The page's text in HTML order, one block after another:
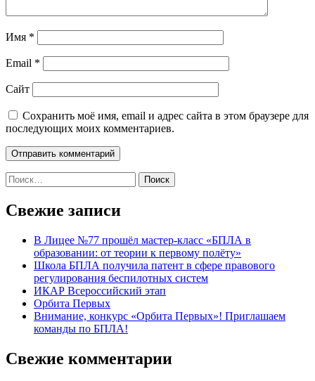
Имя *
Email *
Сайт
Сохранить моё имя, email и адрес сайта в этом браузере для
последующих моих комментариев.
Поиск
по:
Свежие записи
В Лицее №77 прошёл мастер-класс «БПЛА в
образовании: от теории к первому полёту»
Школа БПЛА получила патент в сфере правового
регулирования беспилотных систем
ИКАР Всероссийский этап
Орбита Первых
Внимание, конкурс «Орбита Первых»! Приглашаем
команды по БПЛА!
Свежие комментарии